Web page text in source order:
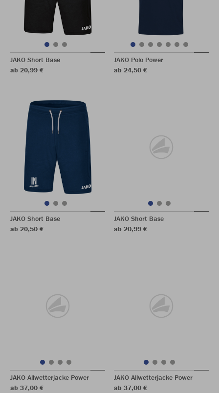
JAKO Short Base
ab 20,99 €
JAKO Polo Power
ab 24,50 €
JAKO Short Base
ab 20,50 €
JAKO Short Base
ab 20,99 €
JAKO Allwetterjacke Power
ab 37,00 €
JAKO Allwetterjacke Power
ab 37,00 €